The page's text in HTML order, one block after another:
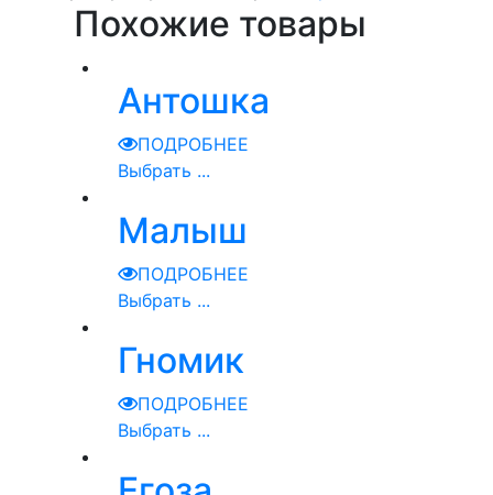
Похожие товары
Антошка
ПОДРОБНЕЕ
Выбрать ...
Малыш
ПОДРОБНЕЕ
Выбрать ...
Гномик
ПОДРОБНЕЕ
Выбрать ...